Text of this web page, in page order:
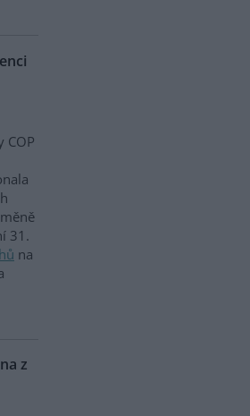
COP
31.
na
z